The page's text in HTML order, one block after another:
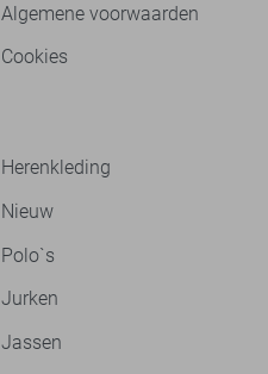
Algemene voorwaarden
Cookies
Herenkleding
Nieuw
Polo`s
Jurken
Jassen